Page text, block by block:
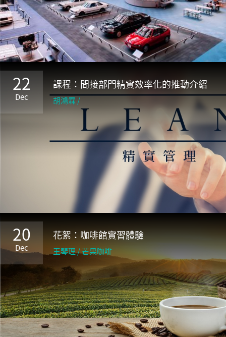
22
Dec
課程：間接部門精實效率化的推動介紹
胡鴻霖 /
20
Dec
花絮：咖啡館實習體驗
王琴理 / 芒果咖啡